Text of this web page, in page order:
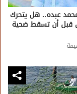
عبده.. هل يتحرك
قبل أن تسقط ضحية